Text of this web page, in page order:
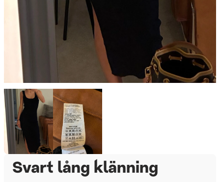
Svart lång klänning